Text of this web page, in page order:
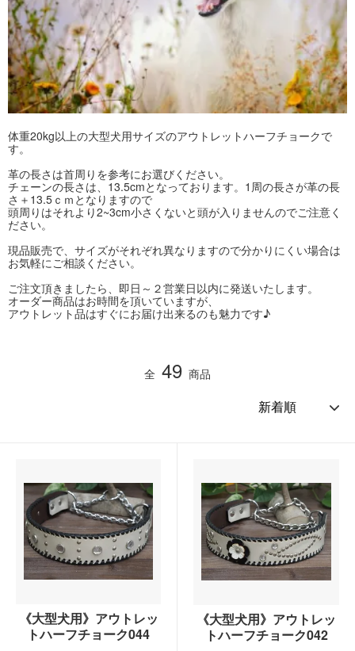
体重20kg以上の大型犬用サイズのアウトレットハーフチョークで
す。
革の長さは首周りを参考にお選びください。
チェーンの長さは、13.5cmとなっております。1周の長さが革の長
さ＋13.5ｃｍとなりますので
頭周りはそれより2~3cm小さくないと頭が入りませんのでご注意く
ださい。
現品販売で、サイズがそれぞれ異なりますので分かりにくい場合は
お気軽にご相談ください。
ご注文頂きましたら、即日～２営業日以内に発送いたします。
オーダー商品はお時間を頂いていますが、
アウトレット品はすぐにお届け出来るのも魅力です♪
全 49 商品
《大型犬用》アウトレッ
トハーフチョーク044
《大型犬用》アウトレッ
トハーフチョーク042